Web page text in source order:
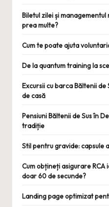
Biletul zilei și
prea multe?
Cum te poate ajuta
De la quantum training la
Excursii cu barca Băltenii
de casă
Pensiuni Băltenii de Sus în
tradiție
Stil pentru gravide: capsule
Cum obțineți asigurare
doar 60 de secunde?
Landing page optimizat